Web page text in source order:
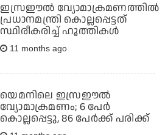
ഇസ്രഈല്‍ വ്യോമാക്രമണത്തില്‍
പ്രധാനമന്ത്രി കൊല്ലപ്പെട്ടത്
സ്ഥിരീകരിച്ച് ഹൂത്തികള്‍
11 months ago
യെമനിലെ ഇസ്രഈല്‍
വ്യോമാക്രമണം; 6 പേര്‍
കൊല്ലപ്പെട്ടു, 86 പേര്‍ക്ക് പരിക്ക്